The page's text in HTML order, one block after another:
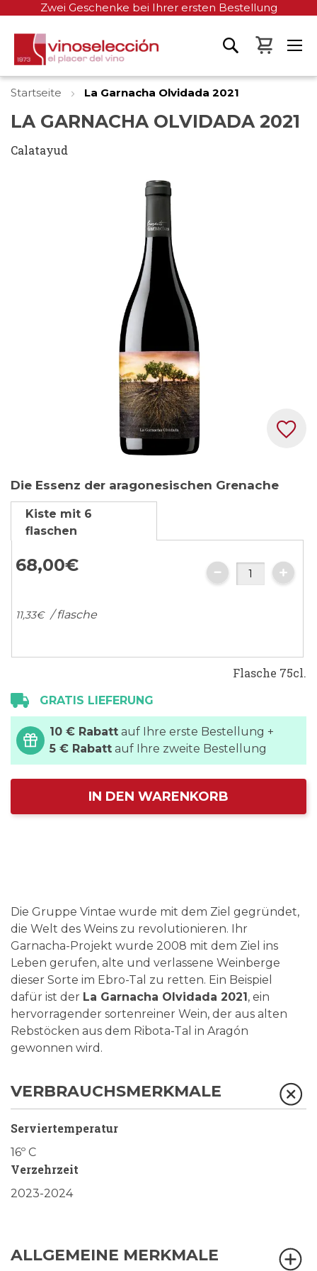
Zwei Geschenke bei Ihrer ersten Bestellung
Mein
Startseite La Garnacha Olvidada 2021
LA GARNACHA OLVIDADA 2021
Calatayud
Anfang
der
Bildgalerie
springen
Die Essenz der aragonesischen Grenache
Kiste mit 6
flaschen
68,00€
11,33€ / flasche
Flasche 75cl.
GRATIS LIEFERUNG
10 € Rabatt auf Ihre erste Bestellung +
5 € Rabatt auf Ihre zweite Bestellung
IN DEN WARENKORB
Die Gruppe Vintae wurde mit dem Ziel gegründet,
die Welt des Weins zu revolutionieren. Ihr
Garnacha-Projekt wurde 2008 mit dem Ziel ins
Leben gerufen, alte und verlassene Weinberge
dieser Sorte im Ebro-Tal zu retten. Ein Beispiel
dafür ist der La Garnacha Olvidada 2021 , ein
hervorragender sortenreiner Wein, der aus alten
Rebstöcken aus dem Ribota-Tal in Aragón
gewonnen wird.
VERBRAUCHSMERKMALE
Serviertemperatur
16º C
Verzehrzeit
2023-2024
ALLGEMEINE MERKMALE